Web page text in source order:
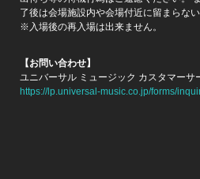
了後は会場施設内や会場付近に留まらな
※入場後の再入場は出来ません。
【お問い合わせ】
ユニバーサル ミュージック カスタマーサ
https://lp.universal-music.co.jp/forms/